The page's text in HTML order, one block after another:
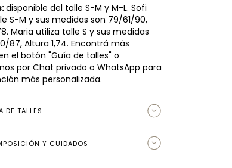
disponible del talle S-M y M-L. Sofi
S-M y sus medidas son 79/61/90,
Maria utiliza talle S y sus medidas
87, Altura 1,74. Encontrá más
el botón "Guía de talles" o
por Chat privado o WhatsApp para
más personalizada.
DE TALLES
Y CUIDADOS